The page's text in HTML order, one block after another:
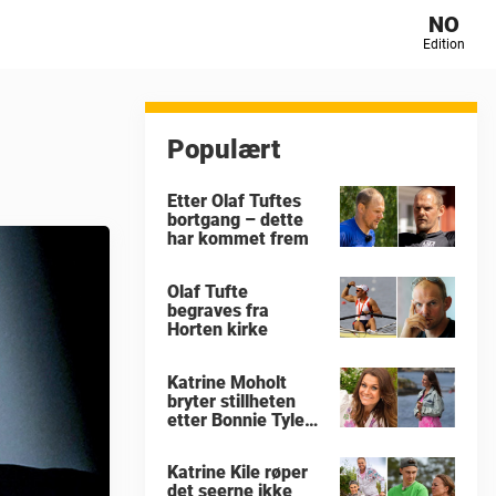
NO
Edition
Populært
Etter Olaf Tuftes
bortgang – dette
har kommet frem
Olaf Tufte
begraves fra
Horten kirke
Katrine Moholt
bryter stillheten
etter Bonnie Tylers
Katrine Kile røper
det seerne ikke